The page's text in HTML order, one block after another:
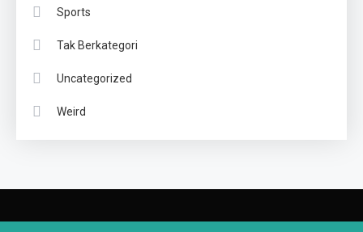
Sports
Tak Berkategori
Uncategorized
Weird